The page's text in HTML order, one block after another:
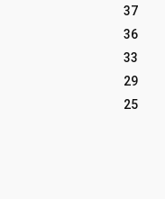
37
36
33
29
25